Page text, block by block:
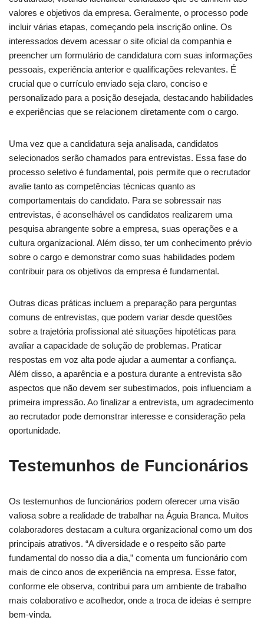
valores e objetivos da empresa. Geralmente, o processo pode
incluir várias etapas, começando pela inscrição online. Os
interessados devem acessar o site oficial da companhia e
preencher um formulário de candidatura com suas informações
pessoais, experiência anterior e qualificações relevantes. É
crucial que o currículo enviado seja claro, conciso e
personalizado para a posição desejada, destacando habilidades
e experiências que se relacionem diretamente com o cargo.
Uma vez que a candidatura seja analisada, candidatos
selecionados serão chamados para entrevistas. Essa fase do
processo seletivo é fundamental, pois permite que o recrutador
avalie tanto as competências técnicas quanto as
comportamentais do candidato. Para se sobressair nas
entrevistas, é aconselhável os candidatos realizarem uma
pesquisa abrangente sobre a empresa, suas operações e a
cultura organizacional. Além disso, ter um conhecimento prévio
sobre o cargo e demonstrar como suas habilidades podem
contribuir para os objetivos da empresa é fundamental.
Outras dicas práticas incluem a preparação para perguntas
comuns de entrevistas, que podem variar desde questões
sobre a trajetória profissional até situações hipotéticas para
avaliar a capacidade de solução de problemas. Praticar
respostas em voz alta pode ajudar a aumentar a confiança.
Além disso, a aparência e a postura durante a entrevista são
aspectos que não devem ser subestimados, pois influenciam a
primeira impressão. Ao finalizar a entrevista, um agradecimento
ao recrutador pode demonstrar interesse e consideração pela
oportunidade.
Testemunhos de Funcionários
Os testemunhos de funcionários podem oferecer uma visão
valiosa sobre a realidade de trabalhar na Águia Branca. Muitos
colaboradores destacam a cultura organizacional como um dos
principais atrativos. “A diversidade e o respeito são parte
fundamental do nosso dia a dia,” comenta um funcionário com
mais de cinco anos de experiência na empresa. Esse fator,
conforme ele observa, contribui para um ambiente de trabalho
mais colaborativo e acolhedor, onde a troca de ideias é sempre
bem-vinda.